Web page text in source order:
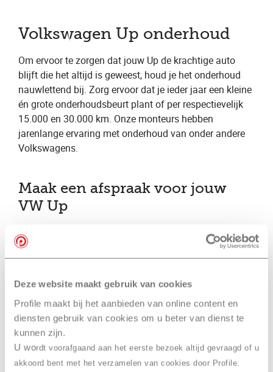
Deze website maakt gebruik van cookies
Profile maakt bij het aanbieden van online content en
diensten gebruik van cookies om u beter van dienst te
kunnen zijn.
U wordt voorafgaand aan het eerste bezoek altijd gevraagd of u
akkoord bent met het verzamelen van cookies door Profile.
Volkswagen Up onderhoud
Om ervoor te zorgen dat jouw Up de krachtige auto
blijft die het altijd is geweest, houd je het onderhoud
nauwlettend bij. Zorg ervoor dat je ieder jaar een kleine
én grote onderhoudsbeurt plant of per respectievelijk
15.000 en 30.000 km. Onze monteurs hebben
jarenlange ervaring met onderhoud van onder andere
Volkswagens.
Maak een afspraak voor jouw
VW Up
APK Volkswagen Up
Zorg dat je geen risico op een boete loopt, plan de
voor je Volkswagen daarom op tijd! Voor onder andere
Volkswagens verzorgen wij de APK. Profile is RDW